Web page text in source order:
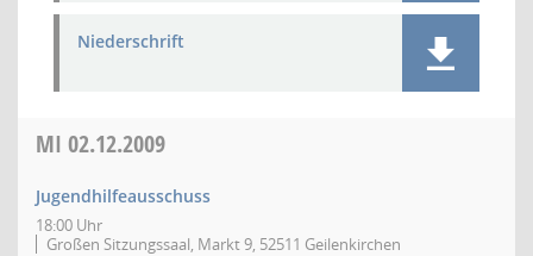
Niederschrift
MI 02.12.2009
Jugendhilfeausschuss
18:00 Uhr
Großen Sitzungssaal, Markt 9, 52511 Geilenkirchen